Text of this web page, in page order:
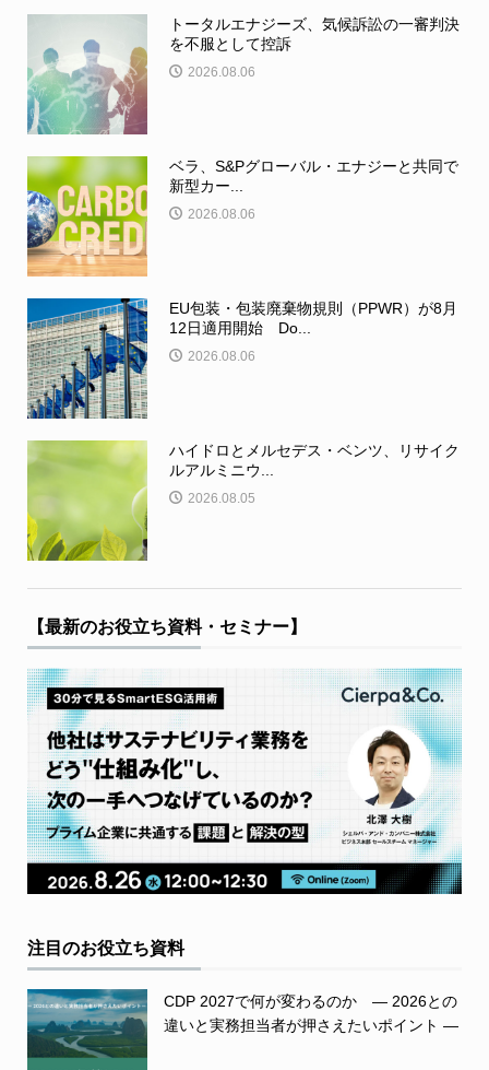
トータルエナジーズ、気候訴訟の一審判決
を不服として控訴
2026.08.06
ベラ、S&Pグローバル・エナジーと共同で
新型カー...
2026.08.06
EU包装・包装廃棄物規則（PPWR）が8月
12日適用開始 Do...
2026.08.06
ハイドロとメルセデス・ベンツ、リサイク
ルアルミニウ...
2026.08.05
【最新のお役立ち資料・セミナー】
注目のお役立ち資料
CDP 2027で何が変わるのか ― 2026との
違いと実務担当者が押さえたいポイント ―